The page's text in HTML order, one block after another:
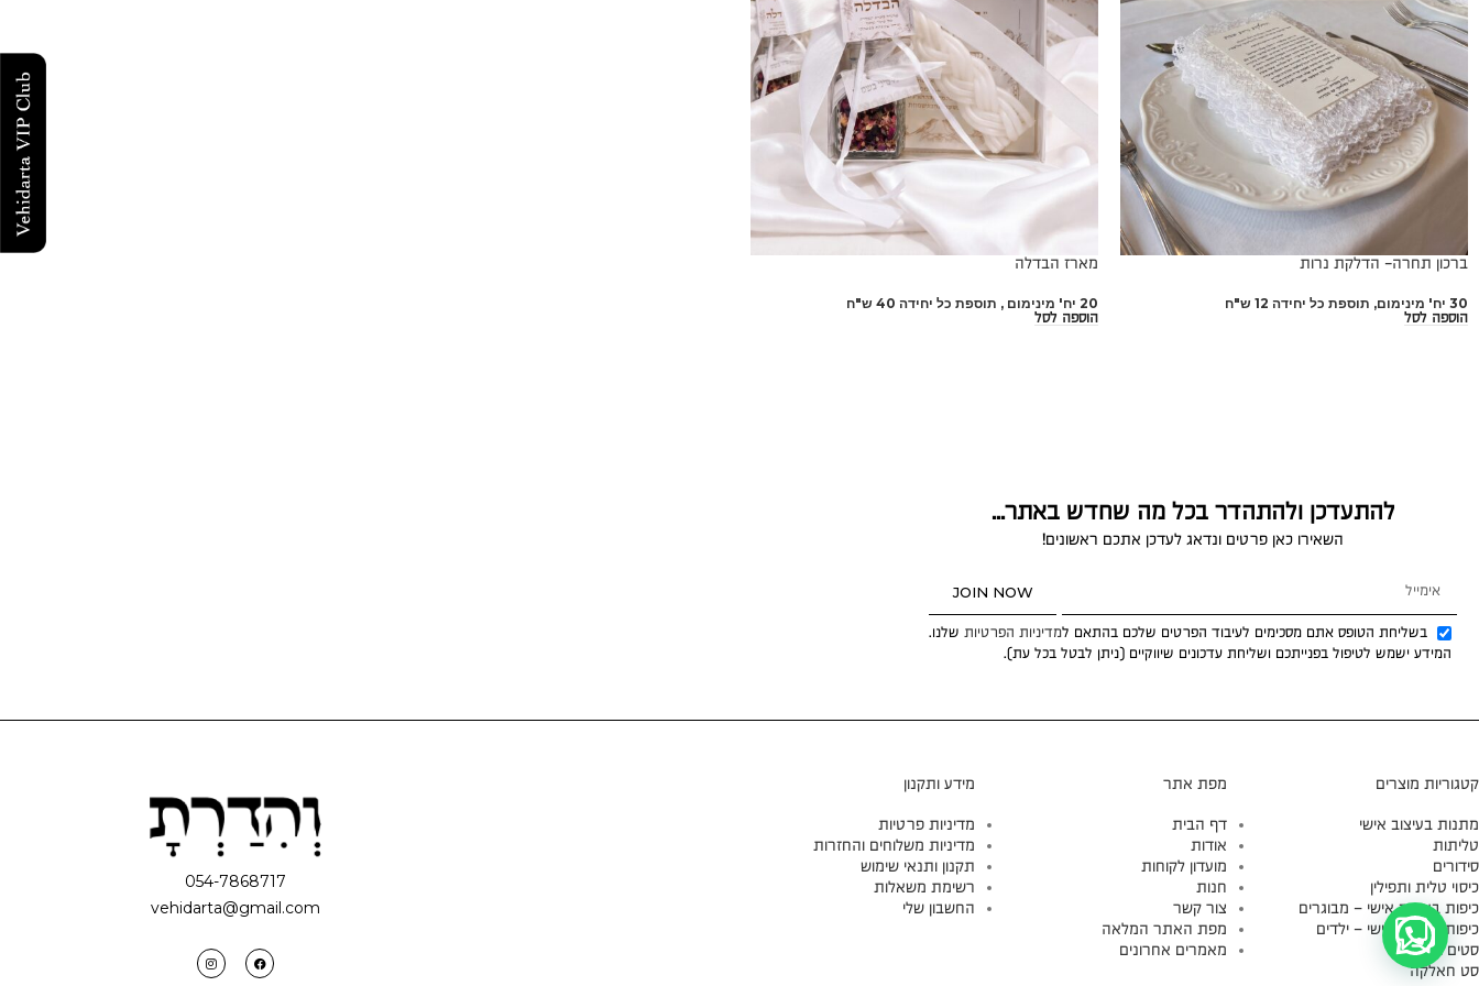
ברכון תחרה- הדלקת נרות
30 יח' מינימום, תוספת כל יחידה 12 ש"ח
הוספה לסל
מארז הבדלה
20 יח' מינימום , תוספת כל יחידה 40 ש"ח
הוספה לסל
להתעדכן ולהתהדר בכל מה שחדש באתר...
השאירו כאן פרטים ונדאג לעדכן אתכם ראשונים!
בשליחת הטופס אתם מסכימים לעיבוד הפרטים שלכם בהתאם למדיניות הפרטיות שלנו.
המידע ישמש לטיפול בפנייתכם ושליחת עדכונים שיווקיים (ניתן לבטל בכל עת).
JOIN NOW
קטגוריות מוצרים
מתנות בעיצוב אישי
טליתות
סידורים
כיסוי טלית ותפילין
כיפות בעיצוב אישי – מבוגרים
כיפות בעיצוב אישי – ילדים
סטים בהרכבה
סט חאלקה
מפת אתר
דף הבית
אודות
מועדון לקוחות
חנות
צור קשר
מפת האתר המלאה
מאמרים אחרונים
מידע ותקנון
מדיניות פרטיות
מדיניות משלוחים והחזרות
תקנון ותנאי שימוש
רשימת משאלות
החשבון שלי
054-7868717
vehidarta@gmail.com